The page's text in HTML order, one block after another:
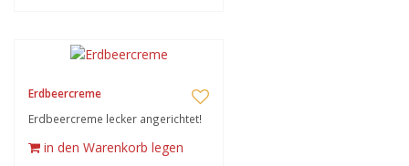
Erdbeercreme
Erdbeercreme lecker angerichtet!
in den Warenkorb legen